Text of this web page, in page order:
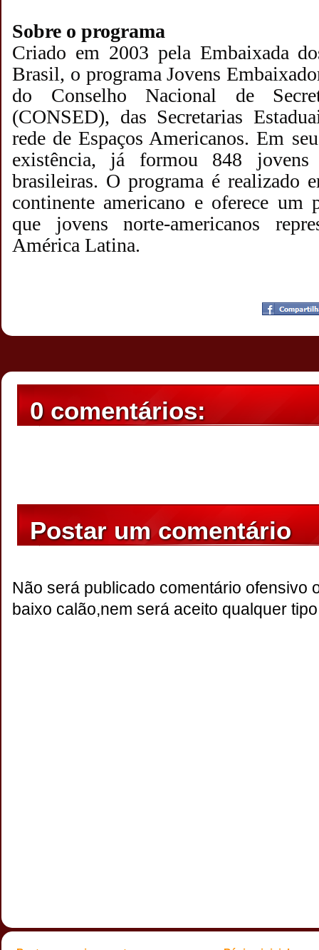
Sobre o programa
Criado em 2003 pela Embaixada
Brasil, o programa Jovens
do Conselho Nacional de
(CONSED), das Secretarias
rede de Espaços Americanos. Em
existência, já formou 848 jovens
brasileiras. O programa é realizado
continente americano e oferece um
que jovens norte-americanos
América Latina.
22:06
0 comentários:
Postar um comentário
Não será publicado comentário ofensivo
baixo calão,nem será aceito qualquer